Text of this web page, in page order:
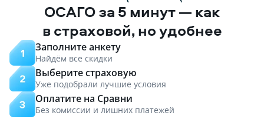
ОСАГО за 5 минут — как
в страховой, но удобнее
Заполните анкету
Найдём все скидки
Выберите страховую
Уже подобрали лучшие условия
Оплатите на Сравни
Без комиссии и лишних платежей